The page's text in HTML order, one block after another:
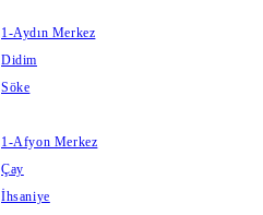
1-Aydın Merkez
Didim
Söke
1-Afyon Merkez
Çay
İhsaniye